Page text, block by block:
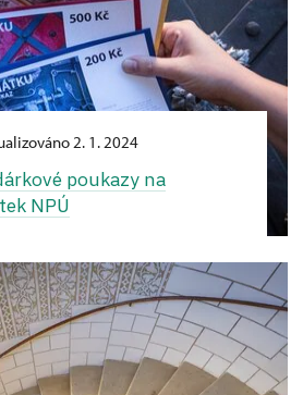
2. 1. 2024
poukazy na
NPÚ